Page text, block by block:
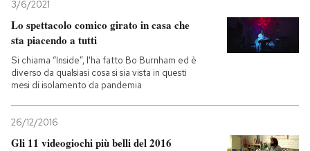
Politica
Tecnologia
Internet
Scienza
Economia
Sport
Consumismi
Ok Boomer!
Mondiali calcio 2026
3/6/2021
Lo spettacolo comico girato in casa che
sta piacendo a tutti
Si chiama “Inside”, l'ha fatto Bo Burnham ed è
diverso da qualsiasi cosa si sia vista in questi
mesi di isolamento da pandemia
26/12/2016
Gli 11 videogiochi più belli del 2016